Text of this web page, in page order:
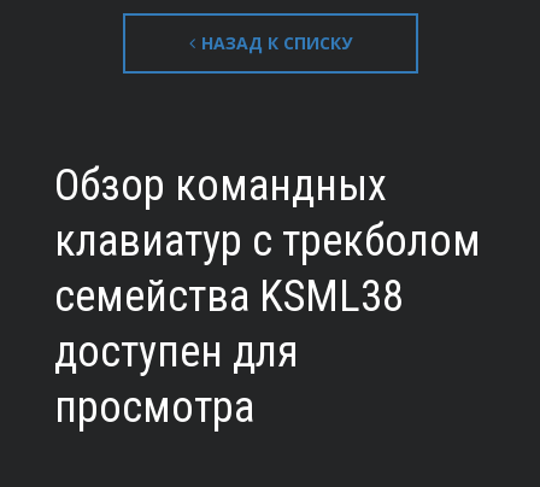
НАЗАД К СПИСКУ
Обзор командных
клавиатур с трекболом
семейства KSML38
доступен для
просмотра